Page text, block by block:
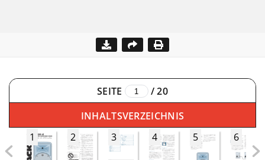
SEITE /20
INHALTSVERZEICHNIS
1
2 3 4 5 6